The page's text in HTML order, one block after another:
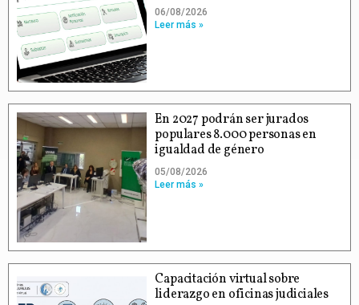
06/08/2026
Leer más »
En 2027 podrán ser jurados
populares 8.000 personas en
igualdad de género
05/08/2026
Leer más »
Capacitación virtual sobre
liderazgo en oficinas judiciales